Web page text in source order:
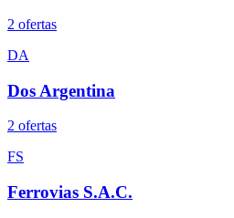
2 ofertas
DA
Dos Argentina
2 ofertas
FS
Ferrovias S.A.C.